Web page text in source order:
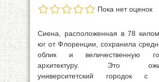
Пока нет оценок
Сиена, расположенная в 78
юг от Флоренции, сохранила
облик и величественную
архитектуру. Это
университетский городок с